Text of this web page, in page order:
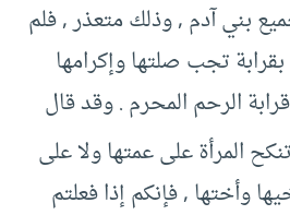
بني آدم , وذلك متعذر , فلم
تجب صلتها وإكرامها
الرحم المحرم . وقد قال
المرأة على عمتها ولا على
وأختها , فإنكم إذا فعلتم